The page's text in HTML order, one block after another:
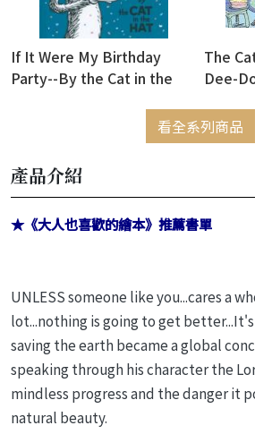
If It Were My Birthday
Party--By the Cat in the
The
Dee-
看全系列商品
產品介紹
★《大人也喜歡的繪本》推薦書單
UNLESS someone like you...cares a
lot...nothing is going to get
saving the earth became a global
speaking through his character the
mindless progress and the danger it
natural beauty.